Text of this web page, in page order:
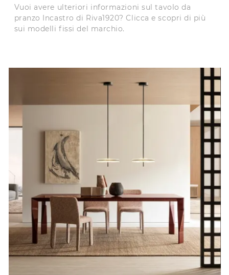
Vuoi avere ulteriori informazioni sul tavolo da
pranzo Incastro di Riva1920? Clicca e scopri di più
sui modelli fissi del marchio.